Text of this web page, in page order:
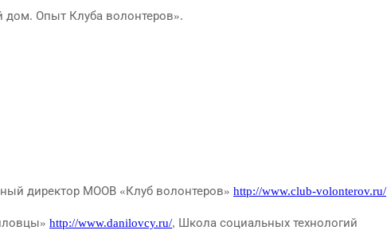
дом. Опыт Клуба волонтеров».
директор МООВ «Клуб волонтеров» http://www.club-volonterov.ru/
http://www.danilovcy.ru/, Школа социальных технологий